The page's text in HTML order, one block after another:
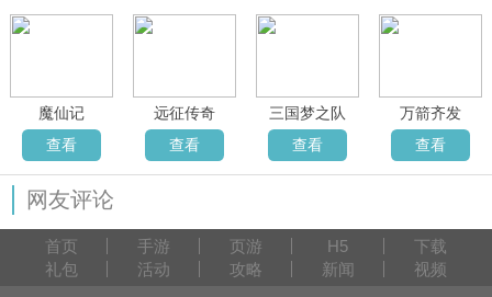
魔仙记
查看
远征传奇
查看
三国梦之队
查看
万箭齐发
查看
网友评论
首页 手游 页游 H5
下载
礼包
活动 攻略 新闻 视频